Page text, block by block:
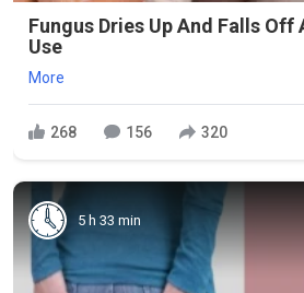
Fungus Dries Up And Falls
Use
More
268 156 320
5 h 33 min